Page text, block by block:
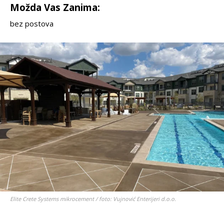
Možda Vas Zanima:
bez postova
Elite Crete Systems mikrocement / foto: Vujnović Enterijeri d.o.o.